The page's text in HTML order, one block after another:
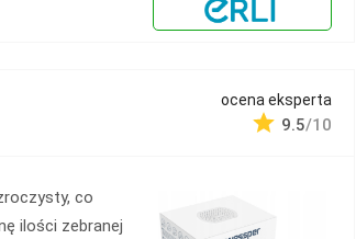
ocena eksperta
9.5/10
co
ilości zebranej